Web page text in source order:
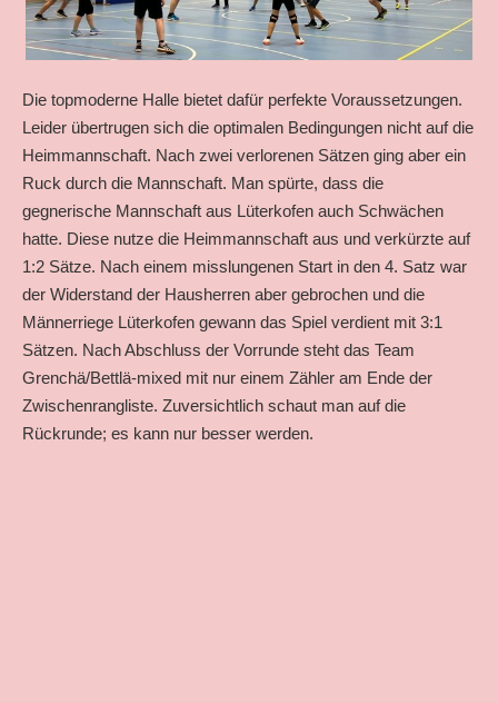
Die topmoderne Halle bietet dafür perfekte Voraussetzungen.
Leider übertrugen sich die optimalen Bedingungen nicht auf die
Heimmannschaft. Nach zwei verlorenen Sätzen ging aber ein
Ruck durch die Mannschaft. Man spürte, dass die
gegnerische Mannschaft aus Lüterkofen auch Schwächen
hatte. Diese nutze die Heimmannschaft aus und verkürzte auf
1:2 Sätze. Nach einem misslungenen Start in den 4. Satz war
der Widerstand der Hausherren aber gebrochen und die
Männerriege Lüterkofen gewann das Spiel verdient mit 3:1
Sätzen. Nach Abschluss der Vorrunde steht das Team
Grenchä/Bettlä-mixed mit nur einem Zähler am Ende der
Zwischenrangliste. Zuversichtlich schaut man auf die
Rückrunde; es kann nur besser werden.